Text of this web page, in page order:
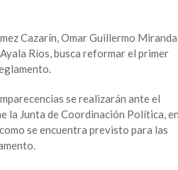
Cazarín, Omar Guillermo Miranda
Ríos, busca reformar el primer
se realizarán ante el
la Junta de Coordinación Política,
se encuentra previsto para las